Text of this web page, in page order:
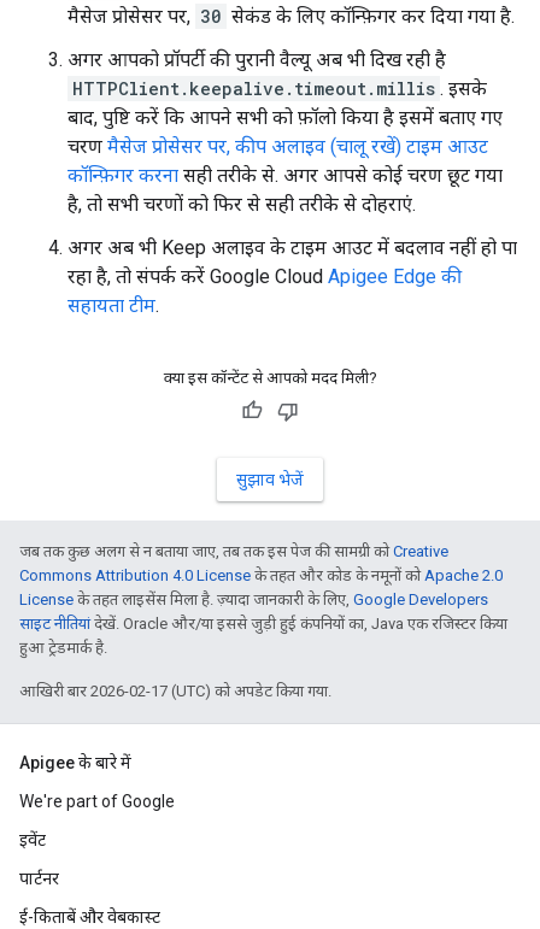
मैसेज प्रोसेसर पर, 30 सेकंड के लिए कॉन्फ़िगर कर दिया गया है.
अगर आपको प्रॉपर्टी की पुरानी वैल्यू अब भी दिख रही है
HTTPClient.keepalive.timeout.millis . इसके
बाद, पुष्टि करें कि आपने सभी को फ़ॉलो किया है इसमें बताए गए
चरण मैसेज प्रोसेसर पर, कीप अलाइव (चालू रखें) टाइम आउट
कॉन्फ़िगर करना सही तरीके से. अगर आपसे कोई चरण छूट गया
है, तो सभी चरणों को फिर से सही तरीके से दोहराएं.
अगर अब भी Keep अलाइव के टाइम आउट में बदलाव नहीं हो पा
रहा है, तो संपर्क करें Google Cloud Apigee Edge की
सहायता टीम.
क्या इस कॉन्टेंट से आपको मदद मिली?
सुझाव भेजें
जब तक कुछ अलग से न बताया जाए, तब तक इस पेज की सामग्री कोCreative
Commons Attribution 4.0 License के तहत और कोड के नमूनों कोApache 2.0
License के तहत लाइसेंस मिला है. ज़्यादा जानकारी के लिए, Google Developers
साइट नीतियांदेखें. Oracle और/या इससे जुड़ी हुई कंपनियों का, Java एक रजिस्टर किया
हुआ ट्रेडमार्क है.
आखिरी बार 2026-02-17 (UTC) को अपडेट किया गया.
Apigee के बारे में
We're part of Google
इवेंट
पार्टनर
ई-किताबें और वेबकास्ट